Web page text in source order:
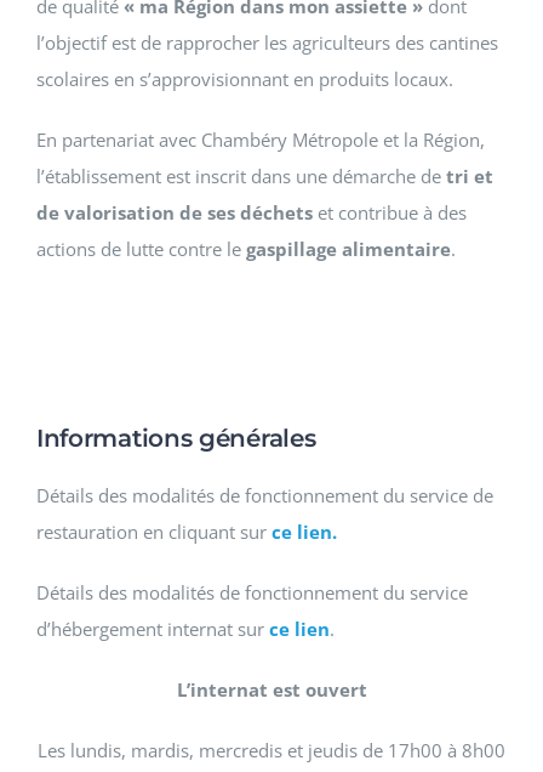
de qualité « ma Région dans mon assiette »dont
l’objectif est de rapprocher les agriculteurs des cantines
scolaires en s’approvisionnant en produits locaux.
En partenariat avec Chambéry Métropole et la Région,
l’établissement est inscrit dans une démarche de tri et
de valorisation de ses déchetset contribue à des
actions de lutte contre le gaspillage alimentaire.
Informations générales
Détails des modalités de fonctionnement du service de
restauration en cliquant sur ce lien.
Détails des modalités de fonctionnement du service
d’hébergement internat sur ce lien.
L’internat est ouvert
Les lundis, mardis, mercredis et jeudis de 17h00 à 8h00